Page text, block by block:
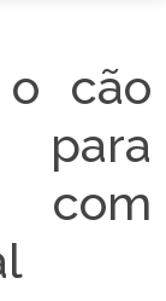
o cão
para